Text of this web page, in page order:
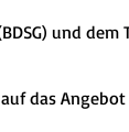
und dem
das